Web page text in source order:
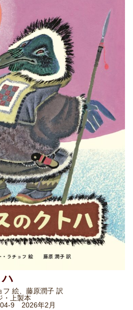
フ 絵、藤原潤子 訳
上製本
04-9 2026年2月